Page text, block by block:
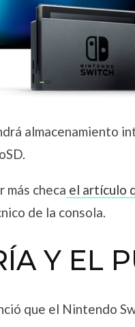
almacenamiento
más checa el artículo
de la consola.
Y EL
que el Nintendo